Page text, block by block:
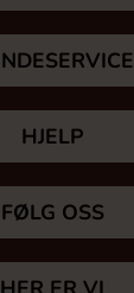
HJELP
FØLG OSS